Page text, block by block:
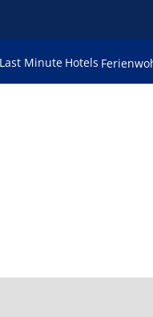
Last Minute Hotels